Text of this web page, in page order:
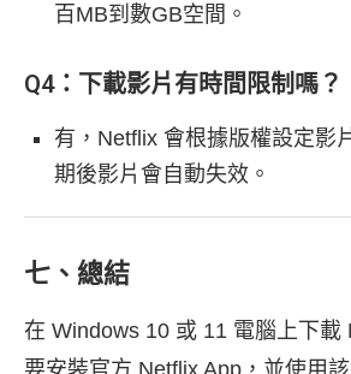
百MB到數GB空間。
Q4：下載影片有時間限制嗎？
有，Netflix 會根據版權設定影
期後影片會自動失效。
七、總結
在 Windows 10 或 11 電腦上下載
要安裝官方 Netflix App，並使用